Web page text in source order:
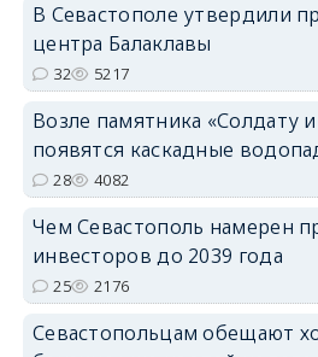
В Севастополе утвердили
центра Балаклавы
32 5217
Возле памятника «Солдату
появятся каскадные
28 4082
Чем Севастополь намерен
инвесторов до 2039 года
25 2176
Севастопольцам обещают